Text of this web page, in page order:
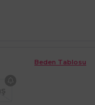
Beden Tablosu